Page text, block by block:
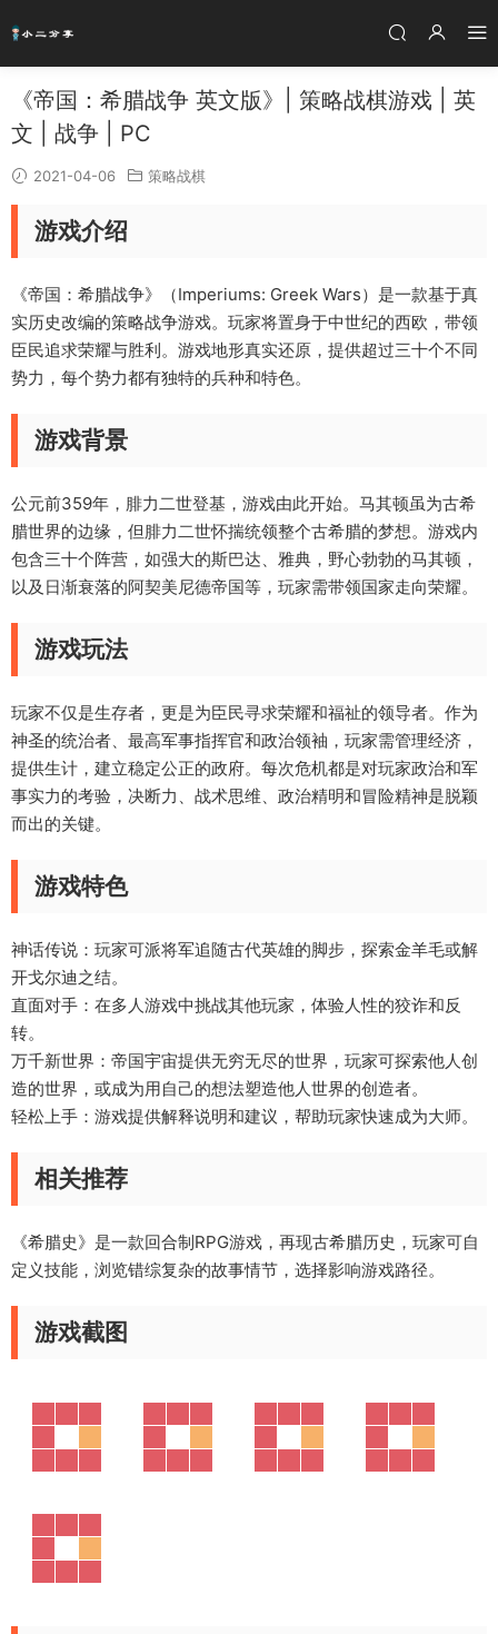
《帝国：希腊战争 英文版》| 策略战棋游戏 | 英
文 | 战争 | PC
2021-04-06 策略战棋
游戏介绍
《帝国：希腊战争》（Imperiums: Greek Wars）是一款基于真
实历史改编的策略战争游戏。玩家将置身于中世纪的西欧，带领
臣民追求荣耀与胜利。游戏地形真实还原，提供超过三十个不同
势力，每个势力都有独特的兵种和特色。
游戏背景
公元前359年，腓力二世登基，游戏由此开始。马其顿虽为古希
腊世界的边缘，但腓力二世怀揣统领整个古希腊的梦想。游戏内
包含三十个阵营，如强大的斯巴达、雅典，野心勃勃的马其顿，
以及日渐衰落的阿契美尼德帝国等，玩家需带领国家走向荣耀。
游戏玩法
玩家不仅是生存者，更是为臣民寻求荣耀和福祉的领导者。作为
神圣的统治者、最高军事指挥官和政治领袖，玩家需管理经济，
提供生计，建立稳定公正的政府。每次危机都是对玩家政治和军
事实力的考验，决断力、战术思维、政治精明和冒险精神是脱颖
而出的关键。
游戏特色
神话传说：玩家可派将军追随古代英雄的脚步，探索金羊毛或解
开戈尔迪之结。
直面对手：在多人游戏中挑战其他玩家，体验人性的狡诈和反
转。
万千新世界：帝国宇宙提供无穷无尽的世界，玩家可探索他人创
造的世界，或成为用自己的想法塑造他人世界的创造者。
轻松上手：游戏提供解释说明和建议，帮助玩家快速成为大师。
相关推荐
《希腊史》是一款回合制RPG游戏，再现古希腊历史，玩家可自
定义技能，浏览错综复杂的故事情节，选择影响游戏路径。
游戏截图